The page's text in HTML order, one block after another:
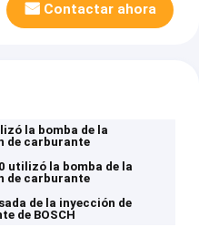
Contactar ahora
la bomba de la
de carburante
utilizó la bomba de la
de carburante
de la inyección de
de BOSCH